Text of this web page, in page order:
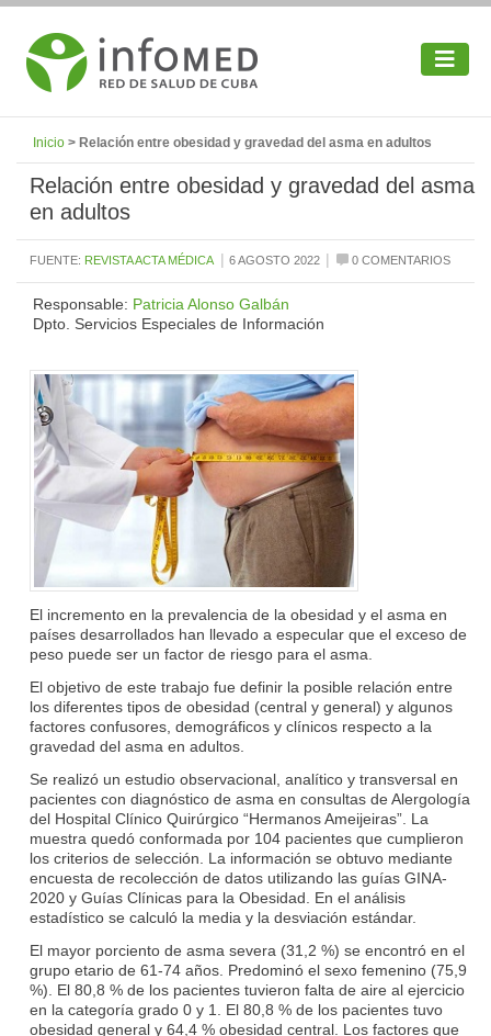
Inicio > Relación entre obesidad y gravedad del asma en adultos
Relación entre obesidad y gravedad del asma
en adultos
FUENTE: REVISTA ACTA MÉDICA | 6 AGOSTO 2022 | 0 COMENTARIOS
Responsable: Patricia Alonso Galbán
Dpto. Servicios Especiales de Información
El incremento en la prevalencia de la obesidad y el asma en
países desarrollados han llevado a especular que el exceso de
peso puede ser un factor de riesgo para el asma.
El objetivo de este trabajo fue definir la posible relación entre
los diferentes tipos de obesidad (central y general) y algunos
factores confusores, demográficos y clínicos respecto a la
gravedad del asma en adultos.
Se realizó un estudio observacional, analítico y transversal en
pacientes con diagnóstico de asma en consultas de Alergología
del Hospital Clínico Quirúrgico “Hermanos Ameijeiras”. La
muestra quedó conformada por 104 pacientes que cumplieron
los criterios de selección. La información se obtuvo mediante
encuesta de recolección de datos utilizando las guías GINA-
2020 y Guías Clínicas para la Obesidad. En el análisis
estadístico se calculó la media y la desviación estándar.
El mayor porciento de asma severa (31,2 %) se encontró en el
grupo etario de 61-74 años. Predominó el sexo femenino (75,9
%). El 80,8 % de los pacientes tuvieron falta de aire al ejercicio
en la categoría grado 0 y 1. El 80,8 % de los pacientes tuvo
obesidad general y 64,4 % obesidad central. Los factores que